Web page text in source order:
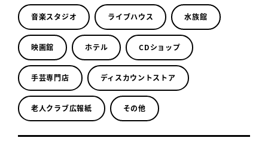
音楽スタジオ ライブハウス 水族館
映画館 ホテル CDショップ
手芸専門店 ディスカウントストア
老人クラブ広報紙 その他